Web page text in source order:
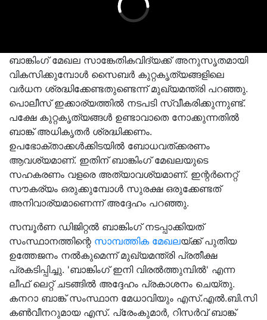
ബാങ്കിംഗ് മേഖല സാങ്കേതികവിദ്യക്ക് അനുസൃതമായി
വികസിക്കുമ്പോൾ സൈബർ കുറ്റകൃത്യങ്ങളിലെ
വർധന ശ്രദ്ധിക്കേണ്ടതുണ്ടെന്ന് മുഖ്യമന്ത്രി പറഞ്ഞു.
പൊലീസ് ഇക്കാര്യത്തിൽ നടപടി സ്വീകരിക്കുന്നുണ്ട്.
പക്ഷേ കുറ്റകൃത്യങ്ങൾ ഉണ്ടാവാതെ നോക്കുന്നതിൽ
ബാങ്ക് അധികൃതർ ശ്രദ്ധിക്കണം.
ഉപഭോക്താക്കൾക്കിടയിൽ ബോധവത്ക്കരണം
ആവശ്യമാണ്. ഇതിന് ബാങ്കിംഗ് മേഖലയുടെ
സഹകരണം വളരെ അത്യാവശ്യമാണ്. ഇന്റർനെറ്റ്
സൗകര്യം ഒരുക്കുമ്പോൾ സുരക്ഷ ഒരുക്കേണ്ടത്
അനിവാര്യമാണെന്ന് അദ്ദേഹം പറഞ്ഞു.
സമ്പൂർണ ഡിജിറ്റൽ ബാങ്കിംഗ് നടപ്പാക്കിയത്
സംസ്ഥാനത്തിന്റെ സാമ്പത്തിക മേഖലയ്ക്ക് പുതിയ
ഉത്തേജനം നൽകുമെന്ന് മുഖ്യമന്ത്രി പ്രതീക്ഷ
പ്രകടിപ്പിച്ചു. 'ബാങ്കിംഗ് ഇനി വിരൽത്തുമ്പിൽ' എന്ന
ലീഫ് ലെറ്റ് ചടങ്ങിൽ അദ്ദേഹം പ്രകാശനം ചെയ്തു.
കനറാ ബാങ്ക് സംസ്ഥാന മേധാവിയും എസ്.എൽ.ബി.സി
കൺവീനറുമായ എസ്. പ്രേംകുമാർ, റിസർവ് ബാങ്ക്